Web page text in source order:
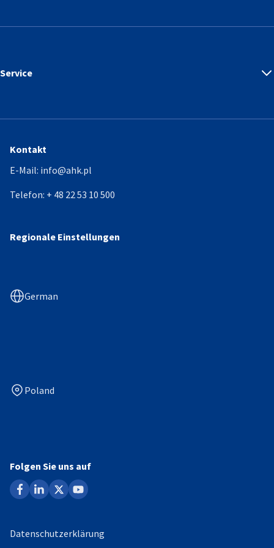
Service
Kontakt
E-Mail: info@ahk.pl
Telefon: + 48 22 53 10 500
Regionale Einstellungen
German
Poland
Folgen Sie uns auf
facebook
linkedin
x youtube
Datenschutzerklärung